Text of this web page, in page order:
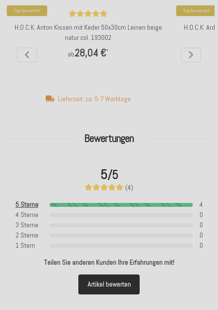
Bewertungen
5/5
(4)
5 Sterne
4
4 Sterne
0
3 Sterne
0
2 Sterne
0
1 Stern
0
Teilen Sie anderen Kunden Ihre Erfahrungen mit!
Artikel bewerten
Top bewertet
H.O.C.K. Anton Kissen mit Keder 50x30cm Leinen beige
natur col. 193002
ab28,04 €*
Lieferzeit: ca. 5-7 Werktage
Top bewertet
H.O.C.K.